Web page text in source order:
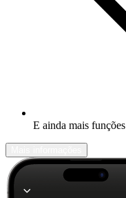
E ainda mais funções